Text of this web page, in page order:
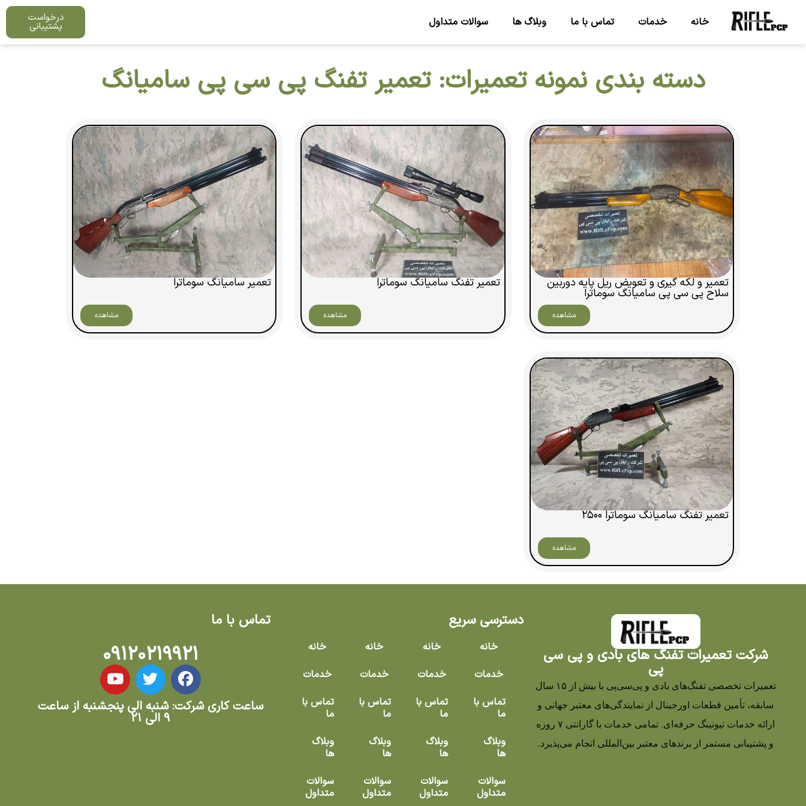
خانه خدمات تماس با ما وبلاگ ها سوالات متداول درخواست
پشتیبانی
دسته بندی نمونه تعمیرات: تعمیر تفنگ پی سی پی سامیانگ
تعمیر و لکه گیری و تعویض ریل پایه دوربین
سلاح پی سی پی سامیانگ سوماترا
مشاهده
تعمیر تفنگ سامیانگ سوماترا
مشاهده
تعمیر سامیانگ سوماترا
مشاهده
تعمیر تفنگ سامیانگ سوماترا ۲۵۰۰
مشاهده
شرکت تعمیرات تفنگ های بادی و پی سی
پی
تعمیرات تخصصی تفنگ‌های بادی و پی‌سی‌پی با بیش از ۱۵ سال
سابقه، تأمین قطعات اورجینال از نمایندگی‌های معتبر جهانی و
ارائه خدمات تیونینگ حرفه‌ای. تمامی خدمات با گارانتی ۷ روزه
و پشتیبانی مستمر از برندهای معتبر بین‌المللی انجام می‌پذیرد.
دسترسی سریع
خانه
خدمات
تماس با
ما
وبلاگ
ها
سوالات
متداول
خانه
خدمات
تماس با
ما
وبلاگ
ها
سوالات
متداول
خانه
خدمات
تماس با
ما
وبلاگ
ها
سوالات
متداول
خانه
خدمات
تماس با
ما
وبلاگ
ها
سوالات
متداول
تماس با ما
۰۹۱۲۰۲۱۹۹۲۱
ساعت کاری شرکت: شنبه الی پنجشنبه از ساعت
۹ الی ۲۱